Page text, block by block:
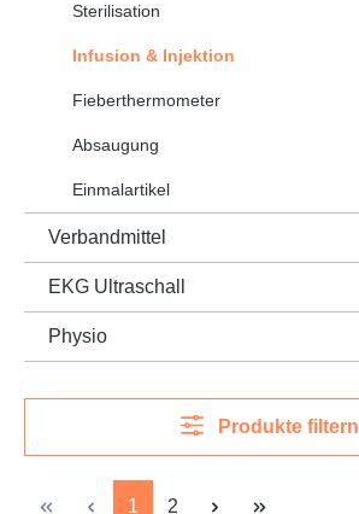
Sterilisation
Infusion & Injektion
Fieberthermometer
Absaugung
Einmalartikel
Verbandmittel
EKG Ultraschall
Physio
Produkte filtern
Seite
1 Seite
2